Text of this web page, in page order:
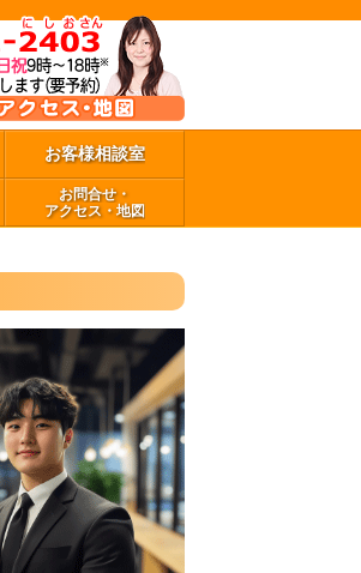
お客様相談室
お問合せ・
アクセス・地図